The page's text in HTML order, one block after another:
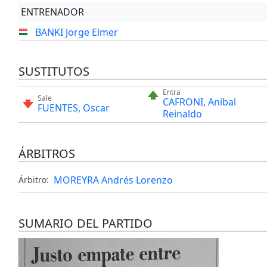
ENTRENADOR
BANKI Jorge Elmer
SUSTITUTOS
Sale
FUENTES, Oscar
Entra
CAFRONI, Aníbal
Reinaldo
ÁRBITROS
Árbitro: MOREYRA Andrés Lorenzo
SUMARIO DEL PARTIDO